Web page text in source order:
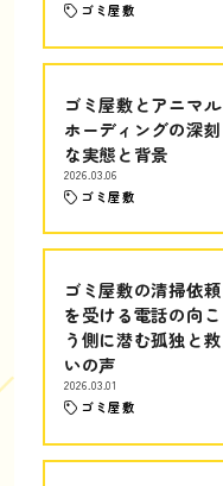
ゴミ屋敷
ゴミ屋敷とアニマル
ホーディングの深刻
な実態と背景
2026.03.06
ゴミ屋敷
ゴミ屋敷の清掃依頼
を受ける電話の向こ
う側に潜む孤独と救
いの声
2026.03.01
ゴミ屋敷